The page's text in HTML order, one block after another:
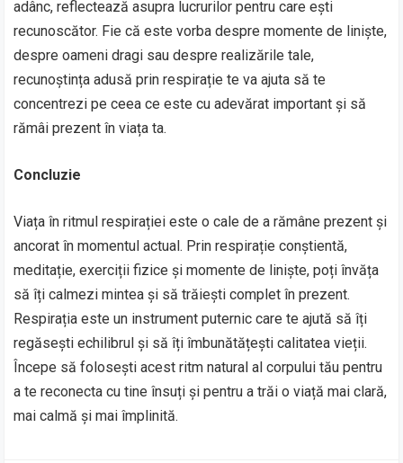
adânc, reflectează asupra lucrurilor pentru care ești
recunoscător. Fie că este vorba despre momente de liniște,
despre oameni dragi sau despre realizările tale,
recunoștința adusă prin respirație te va ajuta să te
concentrezi pe ceea ce este cu adevărat important și să
rămâi prezent în viața ta.
Concluzie
Viața în ritmul respirației este o cale de a rămâne prezent și
ancorat în momentul actual. Prin respirație conștientă,
meditație, exerciții fizice și momente de liniște, poți învăța
să îți calmezi mintea și să trăiești complet în prezent.
Respirația este un instrument puternic care te ajută să îți
regăsești echilibrul și să îți îmbunătățești calitatea vieții.
Începe să folosești acest ritm natural al corpului tău pentru
a te reconecta cu tine însuți și pentru a trăi o viață mai clară,
mai calmă și mai împlinită.